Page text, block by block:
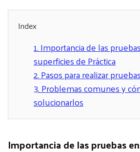
Index
1.Importancia de las
superficies de Práctica
2.Pasos para realizar
3.Problemas comunes y
solucionarlos
Importancia de las pruebas